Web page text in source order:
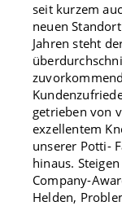
seit kurzem
neuen
Jahren steht
getrieben von
exzellentem
unserer Potti-
hinaus.
Company-
Helden,